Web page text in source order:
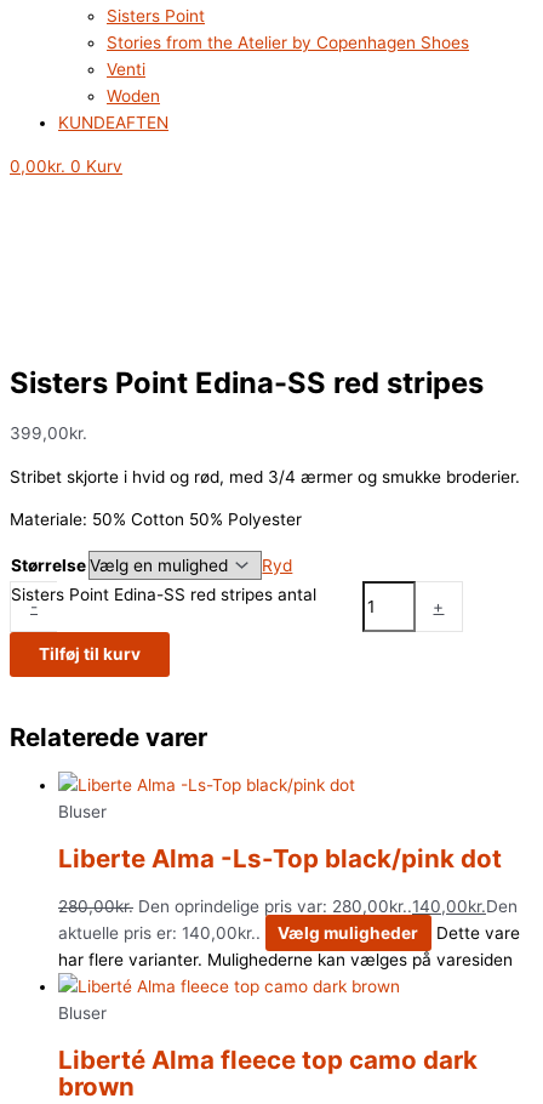
Sisters Point
Stories from the Atelier by Copenhagen Shoes
Venti
Woden
KUNDEAFTEN
0,00kr. 0 Kurv
Sisters Point Edina-SS red stripes
399,00kr.
Stribet skjorte i hvid og rød, med 3/4 ærmer og smukke broderier.
Materiale: 50% Cotton 50% Polyester
Størrelse Ryd
-
Sisters Point Edina-SS red stripes antal
+
Tilføj til kurv
Relaterede varer
Bluser
Liberte Alma -Ls-Top black/pink dot
280,00kr. Den oprindelige pris var: 280,00kr..140,00kr.Den
aktuelle pris er: 140,00kr..
Vælg muligheder
Dette vare
har flere varianter. Mulighederne kan vælges på varesiden
Bluser
Liberté Alma fleece top camo dark
brown